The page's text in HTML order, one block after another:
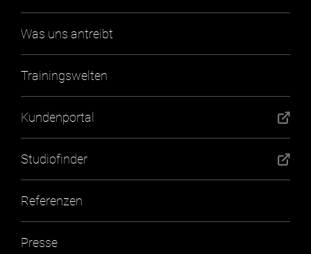
Was uns antreibt
Trainingswelten
Kundenportal
Studiofinder
Referenzen
Presse